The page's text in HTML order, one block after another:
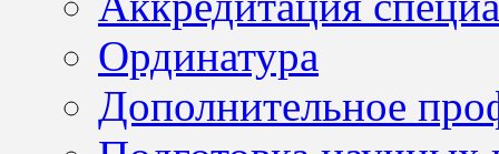
Ординатура
Дополнительное